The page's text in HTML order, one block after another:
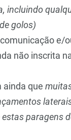
incluindo
golos)
e/
não inscrita
ainda que
paragens